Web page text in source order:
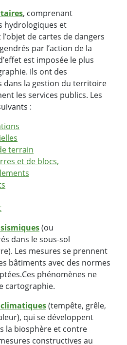
, comprenant
hydrologiques et
de cartes de dangers
par l’action de la
est imposée le plus
Ils ont des
dans la gestion du territoire
les services publics. Les
:
terrain
et de blocs,
(ou
dans le sous-sol
Les mesures se prennent
bâtiments avec des normes
Ces phénomènes ne
cartographie.
(tempête, grêle,
qui se développent
la biosphère et contre
constructives au